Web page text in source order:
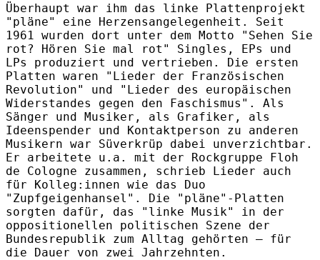
Überhaupt war ihm das linke Plattenprojekt
"pläne" eine Herzensangelegenheit. Seit
1961 wurden dort unter dem Motto "Sehen Sie
rot? Hören Sie mal rot" Singles, EPs und
LPs produziert und vertrieben. Die ersten
Platten waren "Lieder der Französischen
Revolution" und "Lieder des europäischen
Widerstandes gegen den Faschismus". Als
Sänger und Musiker, als Grafiker, als
Ideenspender und Kontaktperson zu anderen
Musikern war Süverkrüp dabei unverzichtbar.
Er arbeitete u.a. mit der Rockgruppe Floh
de Cologne zusammen, schrieb Lieder auch
für Kolleg:innen wie das Duo
"Zupfgeigenhansel". Die "pläne"-Platten
sorgten dafür, das "linke Musik" in der
oppositionellen politischen Szene der
Bundesrepublik zum Alltag gehörten – für
die Dauer von zwei Jahrzehnten.